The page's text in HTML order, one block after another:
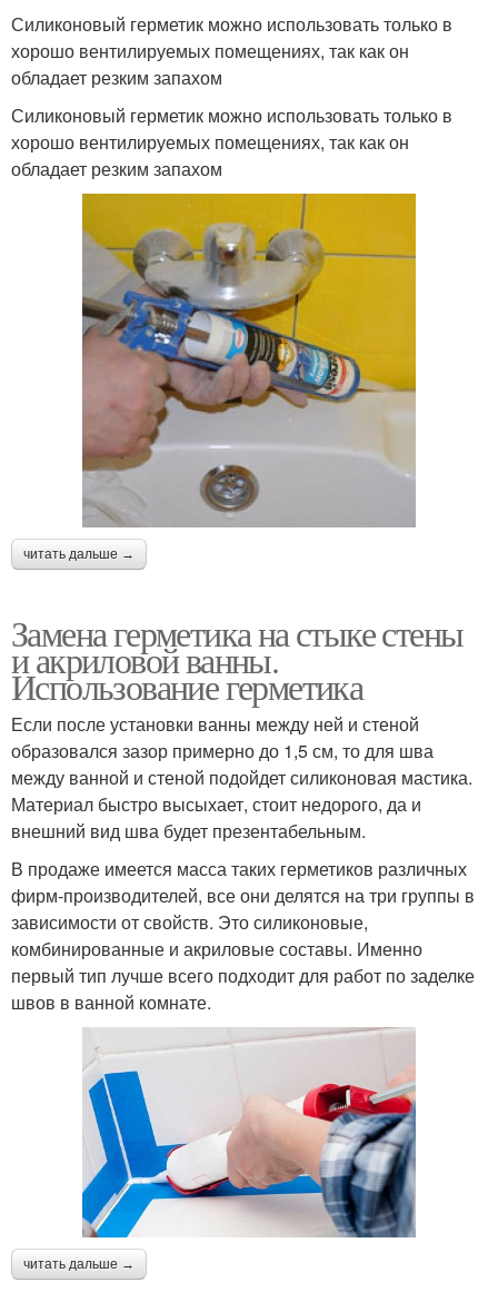
Силиконовый герметик можно использовать только в
хорошо вентилируемых помещениях, так как он
обладает резким запахом
Силиконовый герметик можно использовать только в
хорошо вентилируемых помещениях, так как он
обладает резким запахом
читать дальше →
Замена герметика на стыке стены
и акриловой ванны.
Использование герметика
Если после установки ванны между ней и стеной
образовался зазор примерно до 1,5 см, то для шва
между ванной и стеной подойдет силиконовая мастика.
Материал быстро высыхает, стоит недорого, да и
внешний вид шва будет презентабельным.
В продаже имеется масса таких герметиков различных
фирм-производителей, все они делятся на три группы в
зависимости от свойств. Это силиконовые,
комбинированные и акриловые составы. Именно
первый тип лучше всего подходит для работ по заделке
швов в ванной комнате.
читать дальше →